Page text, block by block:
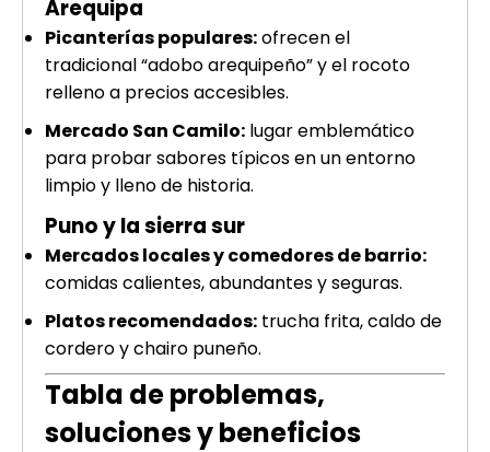
Arequipa
Picanterías populares:ofrecen el
tradicional “adobo arequipeño” y el rocoto
relleno a precios accesibles.
Mercado San Camilo: lugar emblemático
para probar sabores típicos en un entorno
limpio y lleno de historia.
Puno y la sierra sur
Mercados locales y comedores de barrio:
comidas calientes, abundantes y seguras.
Platos recomendados: trucha frita, caldo de
cordero y chairo puneño.
Tabla de problemas,
soluciones y beneficios